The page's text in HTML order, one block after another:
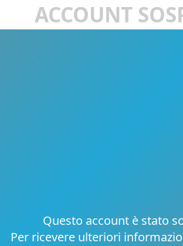
ACCOUNT
Questo account è stato
Per ricevere ulteriori